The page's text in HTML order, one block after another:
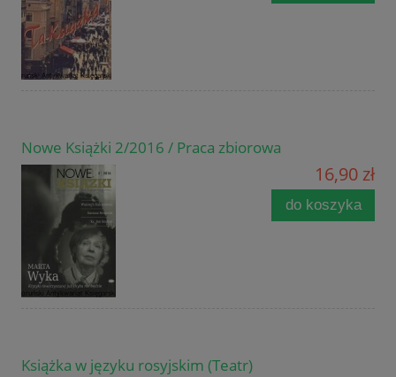
Nowe Książki 2/2016 / Praca zbiorowa
16,90 zł
do koszyka
Książka w języku rosyjskim (Teatr)